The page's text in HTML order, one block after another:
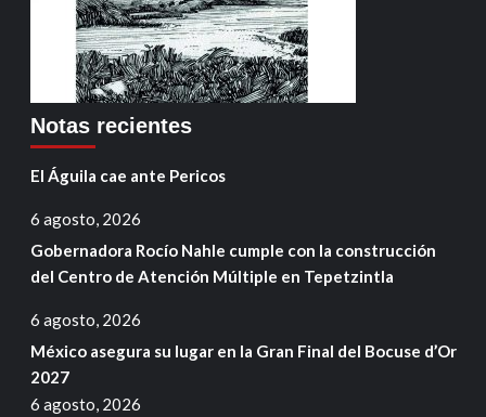
Notas recientes
El Águila cae ante Pericos
6 agosto, 2026
Gobernadora Rocío Nahle cumple con la construcción
del Centro de Atención Múltiple en Tepetzintla
6 agosto, 2026
México asegura su lugar en la Gran Final del Bocuse d’Or
2027
6 agosto, 2026